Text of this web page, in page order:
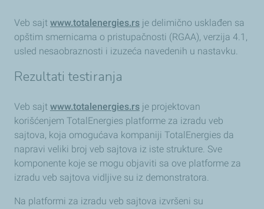
Veb sajt www.totalenergies.rs je delimično usklađen sa
opštim smernicama o pristupačnosti (RGAA), verzija 4.1,
usled nesaobraznosti i izuzeća navedenih u nastavku.
Rezultati testiranja
Veb sajt www.totalenergies.rs je projektovan
korišćenjem TotalEnergies platforme za izradu veb
sajtova, koja omogućava kompaniji TotalEnergies da
napravi veliki broj veb sajtova iz iste strukture. Sve
komponente koje se mogu objaviti sa ove platforme za
izradu veb sajtova vidljive su iz demonstratora.
Na platformi za izradu veb sajtova izvršeni su